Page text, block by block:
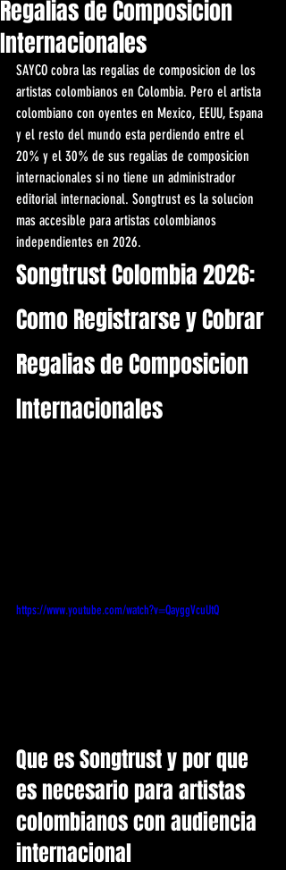
Regalias de Composicion
Internacionales
SAYCO cobra las regalias de composicion de los
artistas colombianos en Colombia. Pero el artista
colombiano con oyentes en Mexico, EEUU, Espana
y el resto del mundo esta perdiendo entre el
20% y el 30% de sus regalias de composicion
internacionales si no tiene un administrador
editorial internacional. Songtrust es la solucion
mas accesible para artistas colombianos
independientes en 2026.
Songtrust Colombia 2026:
Como Registrarse y Cobrar
Regalias de Composicion
Internacionales
https://www.youtube.com/watch?v=QayggVcuUtQ
Que es Songtrust y por que
es necesario para artistas
colombianos con audiencia
internacional